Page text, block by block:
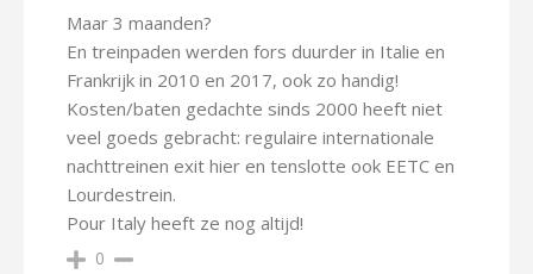
Maar 3 maanden?
En treinpaden werden fors duurder in Italie en
Frankrijk in 2010 en 2017, ook zo handig!
Kosten/baten gedachte sinds 2000 heeft niet
veel goeds gebracht: regulaire internationale
nachttreinen exit hier en tenslotte ook EETC en
Lourdestrein.
Pour Italy heeft ze nog altijd!
0